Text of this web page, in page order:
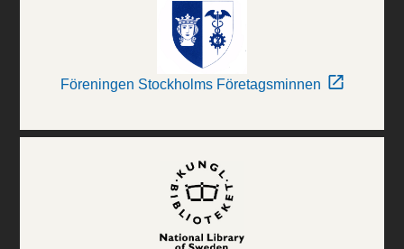
Föreningen Stockholms Företagsminnen